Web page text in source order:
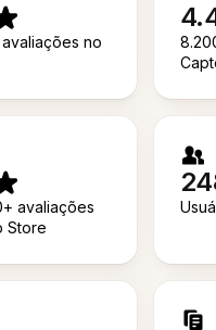
avaliações no
avaliações
Store